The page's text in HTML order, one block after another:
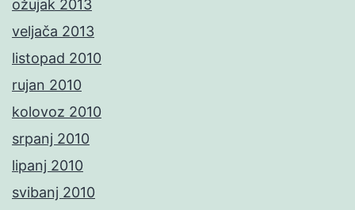
ožujak 2013
veljača 2013
listopad 2010
rujan 2010
kolovoz 2010
srpanj 2010
lipanj 2010
svibanj 2010